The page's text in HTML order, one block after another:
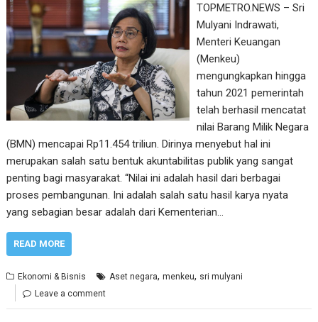
TOPMETRO.NEWS – Sri
Mulyani Indrawati,
Menteri Keuangan
(Menkeu)
mengungkapkan hingga
tahun 2021 pemerintah
telah berhasil mencatat
nilai Barang Milik Negara
(BMN) mencapai Rp11.454 triliun. Dirinya menyebut hal ini
merupakan salah satu bentuk akuntabilitas publik yang sangat
penting bagi masyarakat. “Nilai ini adalah hasil dari berbagai
proses pembangunan. Ini adalah salah satu hasil karya nyata
yang sebagian besar adalah dari Kementerian…
READ MORE
Ekonomi & Bisnis Aset negara,menkeu, sri mulyani
Leave a comment